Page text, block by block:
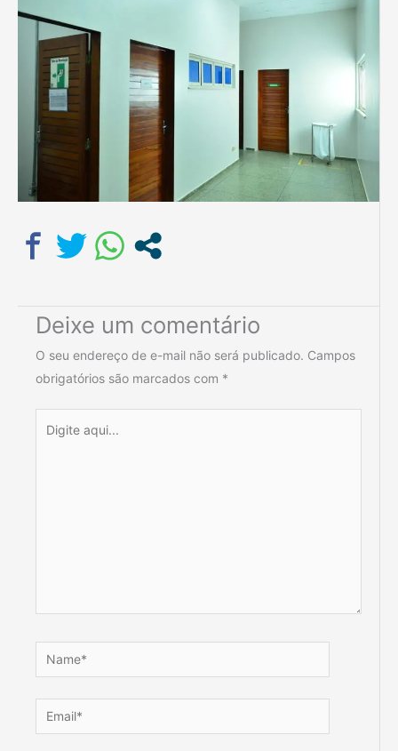
Deixe um comentário
O seu endereço de e-mail não será publicado. Campos
obrigatórios são marcados com *
aqui...
Name*
Email*